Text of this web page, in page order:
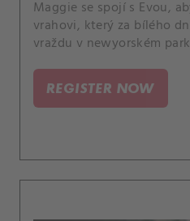
Maggie se spojí s Evou,
vrahovi, který za bílého
vraždu v newyorském
otázka: „Kdo je na něm a
REGISTER NOW